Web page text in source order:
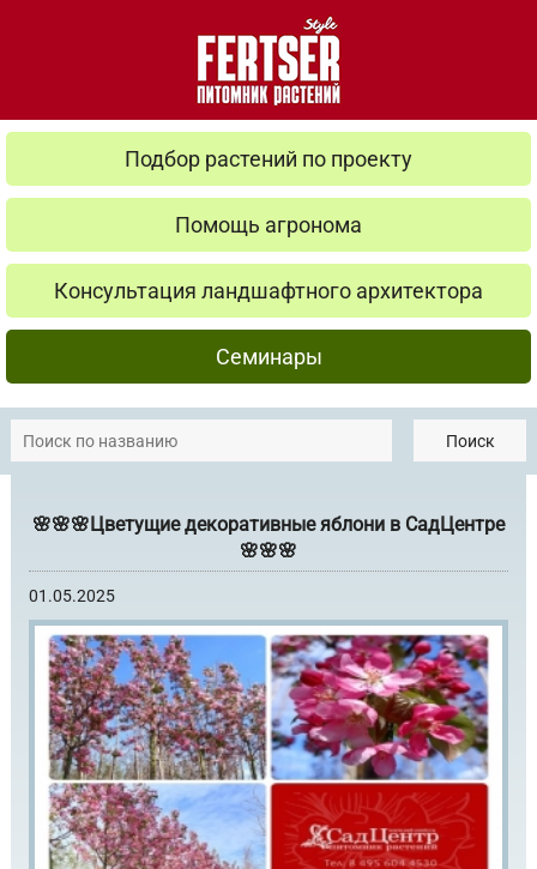
Подбор растений по проекту
Помощь агронома
Консультация ландшафтного архитектора
Семинары
Поиск
🌸🌸🌸Цветущие декоративные яблони в СадЦентре
🌸🌸🌸
01.05.2025